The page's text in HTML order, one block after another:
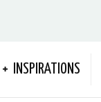
INSPIRATIONS